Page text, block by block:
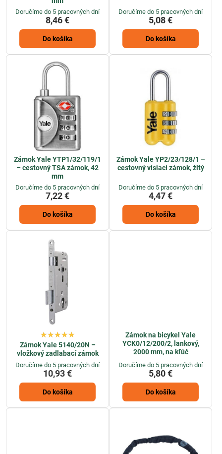
Doručíme do 5 pracovných dní
8,46 €
Do košíka
Doručíme do 5 pracovných dní
5,08 €
Do košíka
Zámok Yale YTP1/32/119/1
– cestovný TSA zámok, 42
mm
Doručíme do 5 pracovných dní
7,22 €
Do košíka
Zámok Yale YP2/23/128/1 –
cestovný visiaci zámok, žltý
Doručíme do 5 pracovných dní
4,47 €
Do košíka
Zámok Yale 5140/20N –
vložkový zadlabací zámok
Doručíme do 5 pracovných dní
10,93 €
Do košíka
Zámok na bicykel Yale
YCK0/12/200/2, lankový,
2000 mm, na kľúč
Doručíme do 5 pracovných dní
5,80 €
Do košíka